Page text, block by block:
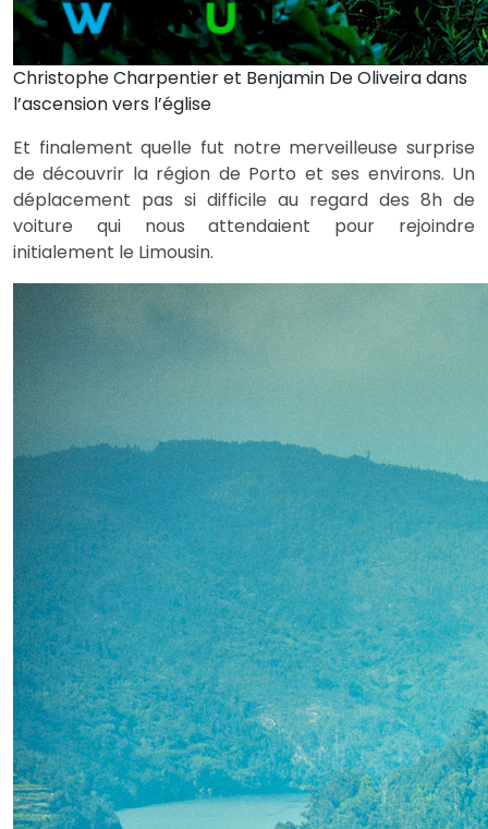
Christophe Charpentier et Benjamin De Oliveira dans
l’ascension vers l’église
Et finalement quelle fut notre merveilleuse surprise
de découvrir la région de Porto et ses environs. Un
déplacement pas si difficile au regard des 8h de
voiture qui nous attendaient pour rejoindre
initialement le Limousin.